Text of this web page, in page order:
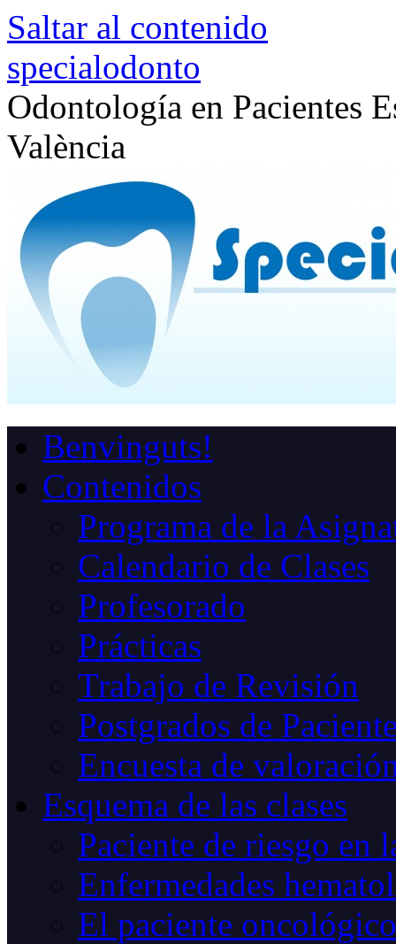
Saltar al contenido
specialodonto
Odontología en Pacientes
València
Benvinguts!
Contenidos
Programa de la
Calendario de Clases
Profesorado
Prácticas
Trabajo de Revisión
Postgrados de
Encuesta de
Esquema de las clases
Paciente de riesgo en
Enfermedades
El paciente oncológico